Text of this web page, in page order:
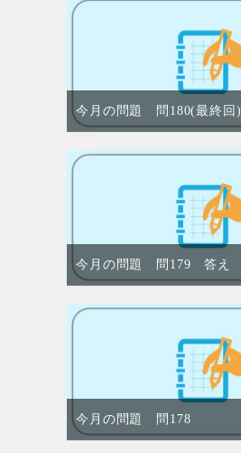
今月の問題 問180(最終回)
今月の問題 問179 答え
今月の問題 問178